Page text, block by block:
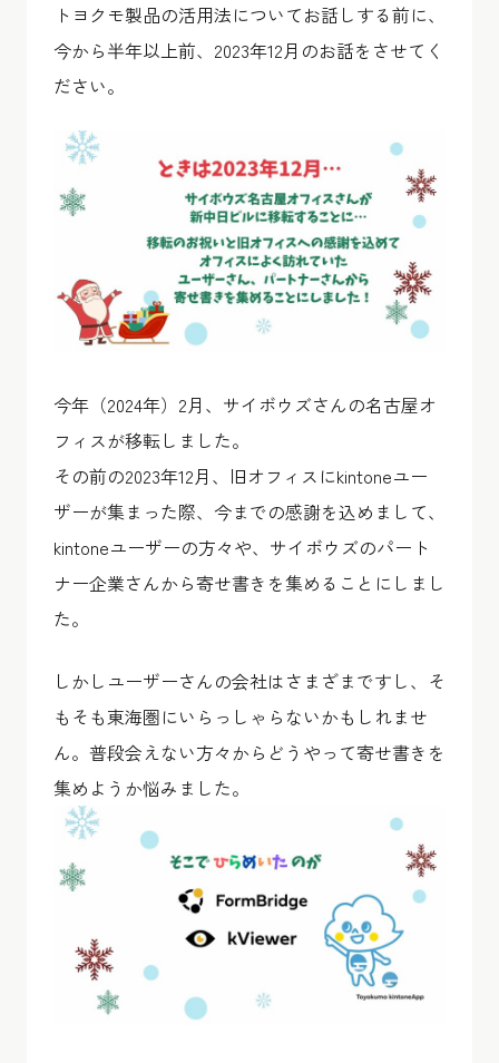
トヨクモ製品の活用法についてお話しする前に、
今から半年以上前、2023年12月のお話をさせてく
ださい。
今年（2024年）2月、サイボウズさんの名古屋オ
フィスが移転しました。
その前の2023年12月、旧オフィスにkintoneユー
ザーが集まった際、今までの感謝を込めまして、
kintoneユーザーの方々や、サイボウズのパート
ナー企業さんから寄せ書きを集めることにしまし
た。
しかしユーザーさんの会社はさまざまですし、そ
もそも東海圏にいらっしゃらないかもしれませ
ん。普段会えない方々からどうやって寄せ書きを
集めようか悩みました。